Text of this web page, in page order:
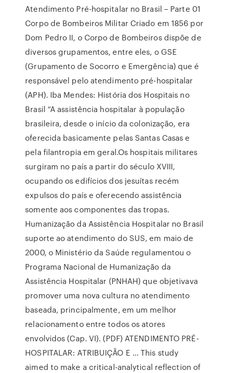
Atendimento Pré-hospitalar no Brasil – Parte 01
Corpo de Bombeiros Militar Criado em 1856 por
Dom Pedro II, o Corpo de Bombeiros dispõe de
diversos grupamentos, entre eles, o GSE
(Grupamento de Socorro e Emergência) que é
responsável pelo atendimento pré-hospitalar
(APH). Iba Mendes: História dos Hospitais no
Brasil “A assistência hospitalar à população
brasileira, desde o início da colonização, era
oferecida basicamente pelas Santas Casas e
pela filantropia em geral.Os hospitais militares
surgiram no país a partir do século XVIII,
ocupando os edifícios dos jesuítas recém
expulsos do país e oferecendo assistência
somente aos componentes das tropas.
Humanização da Assistência Hospitalar no Brasil
suporte ao atendimento do SUS, em maio de
2000, o Ministério da Saúde regulamentou o
Programa Nacional de Humanização da
Assistência Hospitalar (PNHAH) que objetivava
promover uma nova cultura no atendimento
baseada, principalmente, em um melhor
relacionamento entre todos os atores
envolvidos (Cap. VI). (PDF) ATENDIMENTO PRÉ-
HOSPITALAR: ATRIBUIÇÃO E ... This study
aimed to make a critical-analytical reflection of